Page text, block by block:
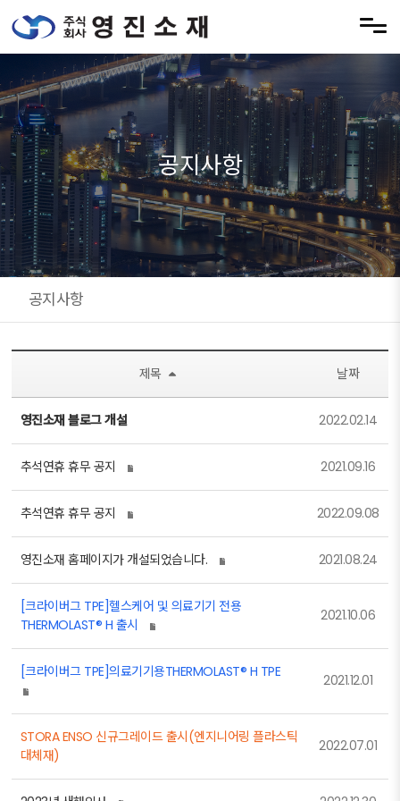
메뉴 건너뛰기
공지사항
공지사항
제목 날짜
영진소재 블로그 개설 2022.02.14
추석연휴 휴무 공지 2021.09.16
추석연휴 휴무 공지 2022.09.08
영진소재 홈페이지가 개설되었습니다. 2021.08.24
[크라이버그 TPE]헬스케어 및 의료기기 전용
THERMOLAST® H 출시
2021.10.06
[크라이버그 TPE]의료기기용THERMOLAST® H TPE 2021.12.01
STORA ENSO 신규그레이드 출시(엔지니어링 플라스틱
대체재)
2022.07.01